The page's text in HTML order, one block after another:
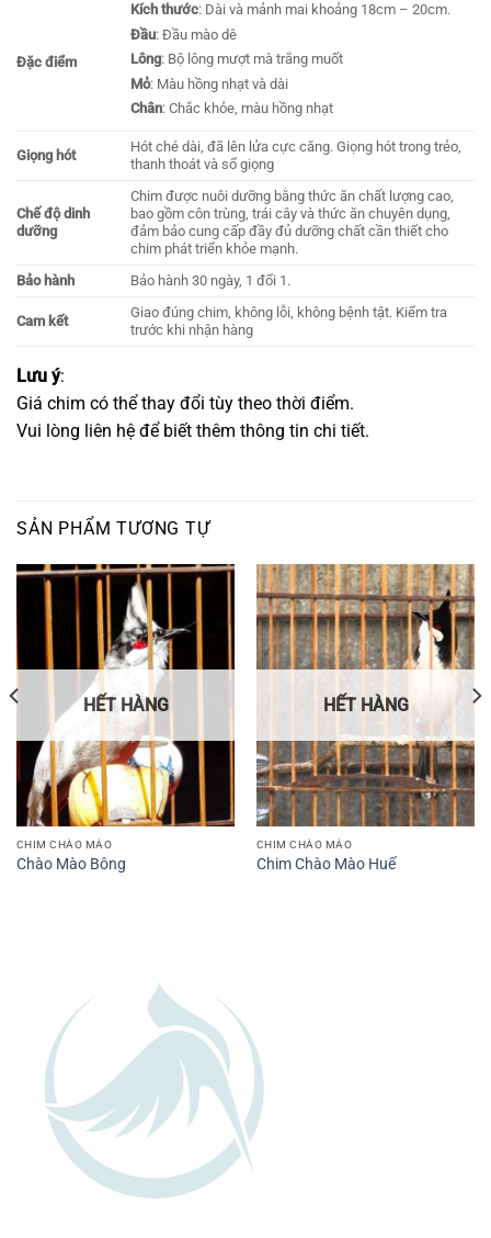
Đặc điểm
Kích thước: Dài và mảnh mai khoảng 18cm – 20cm.
Đầu: Đầu mào dê
Lông: Bộ lông mượt mà trắng muốt
Mỏ: Màu hồng nhạt và dài
Chân: Chắc khỏe, màu hồng nhạt​
Giọng hót
Hót ché dài, đã lên lửa cực căng. Giọng hót trong trẻo,
thanh thoát và sổ giọng
Chế độ dinh
dưỡng
Chim được nuôi dưỡng bằng thức ăn chất lượng cao,
bao gồm côn trùng, trái cây và thức ăn chuyên dụng,
đảm bảo cung cấp đầy đủ dưỡng chất cần thiết cho
chim phát triển khỏe mạnh​.
Bảo hành
Bảo hành 30 ngày, 1 đổi 1.
Cam kết
Giao đúng chim, không lỗi, không bệnh tật. Kiểm tra
trước khi nhận hàng
Lưu ý:
Giá chim có thể thay đổi tùy theo thời điểm.
Vui lòng liên hệ để biết thêm thông tin chi tiết.
SẢN PHẨM TƯƠNG TỰ
HẾT HÀNG
CHIM CHÀO MÀO
Chào Mào Bông
HẾT HÀNG
CHIM CHÀO MÀO
Chim Chào Mào Huế